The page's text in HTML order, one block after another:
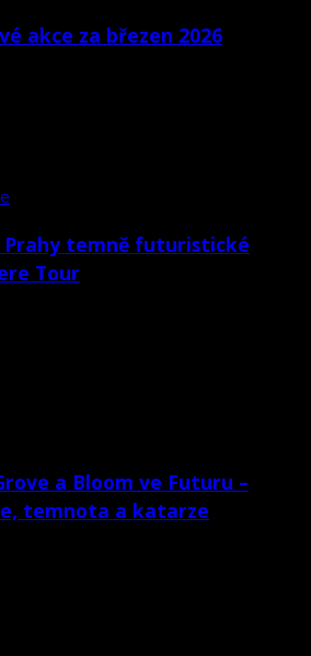
akce za březen 2026
Prahy temně futuristické
Tour
a Bloom ve Futuru –⁠⁠⁠⁠⁠⁠
temnota a katarze